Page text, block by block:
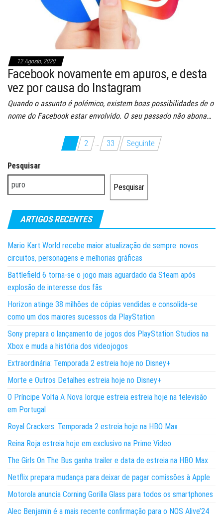
12 Agosto, 2020
Facebook novamente em apuros, e desta
vez por causa do Instagram
Quando o assunto é polémico, existem boas possibilidades de o
nome do Facebook estar envolvido. O seu passado não abona…
Paginação
dos
conteúdos
1 2 33 Seguinte
Pesquisar
Pesquisar
ARTIGOS RECENTES
Mario Kart World recebe maior atualização de sempre: novos
circuitos, personagens e melhorias gráficas
Battlefield 6 torna-se o jogo mais aguardado da Steam após
explosão de interesse dos fãs
Horizon atinge 38 milhões de cópias vendidas e consolida-se
como um dos maiores sucessos da PlayStation
Sony prepara o lançamento de jogos dos PlayStation Studios na
Xbox e muda a história dos videojogos
Extraordinária: Temporada 2 estreia hoje no Disney+
Morte e Outros Detalhes estreia hoje no Disney+
O Príncipe Volta A Nova Iorque estreia estreia hoje na televisão
em Portugal
Royal Crackers: Temporada 2 estreia hoje na HBO Max
Reina Roja estreia hoje em exclusivo na Prime Video
The Girls On The Bus ganha trailer e data de estreia na HBO Max
Netflix prepara mudança para deixar de pagar comissões à Apple
Motorola anuncia Corning Gorilla Glass para todos os smartphones
Alec Benjamin é a mais recente confirmação para o NOS Alive’24